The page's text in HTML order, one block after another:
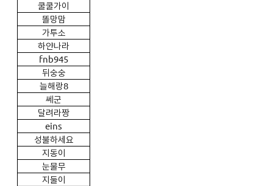
쿨쿨가이
똘망맘
가투소
하얀나라
fnb945
뒤숭숭
늘해랑8
쎄군
달려라짱
eins
성불하세요
지동이
눈물무
지둘이